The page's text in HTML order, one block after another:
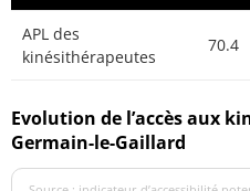
APL des
kinésithérapeutes
70.4
Evolution de l’accès aux
Germain-le-Gaillard